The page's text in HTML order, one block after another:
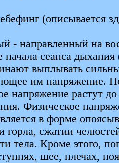
(описывается
- направленный на
начала сеанса
выплывать
им напряжение.
напряжение растут
Физическое
в форме
горла, сжатии
тела. Кроме этого,
шее, плечах,